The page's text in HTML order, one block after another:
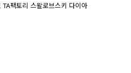
팩토리 스왈로브스키 다이아